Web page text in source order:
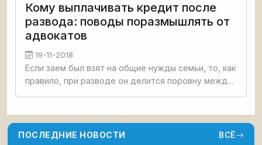
Кому выплачивать кредит после
развода: поводы поразмышлять от
адвокатов
19-11-2018
Если заем был взят на общие нужды семьи, то, как
правило, при разводе он делится поровну между
ПОСЛЕДНИЕ НОВОСТИ ВСЁ